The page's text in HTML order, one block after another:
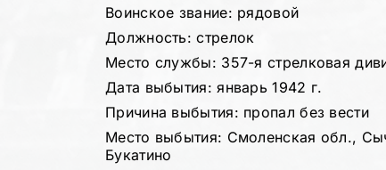
Воинское звание: рядовой
Должность: стрелок
Место службы: 357-я стрелковая
Дата выбытия: январь 1942 г.
Причина выбытия: пропал без вести
Место выбытия: Смоленская обл.,
Букатино